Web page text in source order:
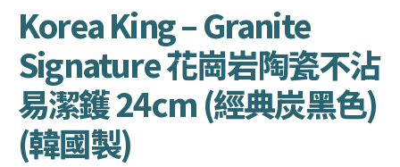
Korea King – Granite
Signature 花崗岩陶瓷不沾
易潔鑊 24cm (經典炭黑色)
(韓國製)